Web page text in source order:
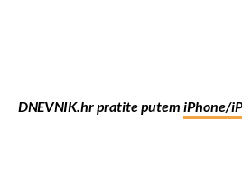
DNEVNIK.hr pratite putem iPhone/